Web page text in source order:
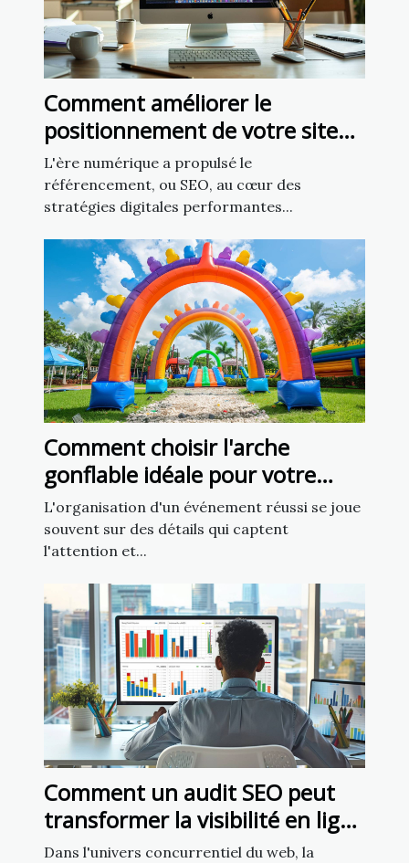
Comment améliorer le
positionnement de votre site
grâce aux techniques SEO
avancées
L'ère numérique a propulsé le
référencement, ou SEO, au cœur des
stratégies digitales performantes...
Comment choisir l'arche
gonflable idéale pour votre
prochain événement ?
L'organisation d'un événement réussi se joue
souvent sur des détails qui captent
l'attention et...
Comment un audit SEO peut
transformer la visibilité en ligne
de votre entreprise
Dans l'univers concurrentiel du web, la